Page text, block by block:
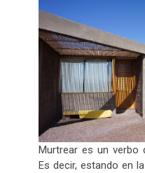
Murtrear es un verbo
Es decir, estando en